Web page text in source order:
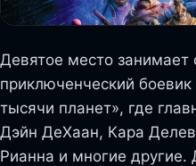
Девятое место занимает
приключенческий
тысячи планет», где
Дэйн ДеХаан, Кара
Рианна и многие другие.